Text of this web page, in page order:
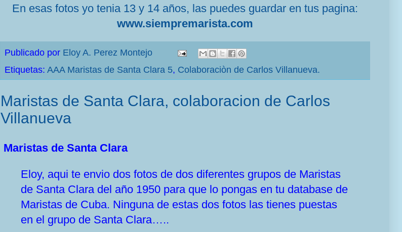
En esas fotos yo tenia 13 y 14 años, las puedes guardar en tus pagina:
www.siempremarista.com
Publicado por Eloy A. Perez Montejo
Etiquetas: AAA Maristas de Santa Clara 5, Colaboraciòn de Carlos Villanueva.
Maristas de Santa Clara, colaboracion de Carlos
Villanueva
Maristas de Santa Clara
Eloy, aqui te envio dos fotos de dos diferentes grupos de Maristas
de Santa Clara del año 1950 para que lo pongas en tu database de
Maristas de Cuba. Ninguna de estas dos fotos las tienes puestas
en el grupo de Santa Clara…..